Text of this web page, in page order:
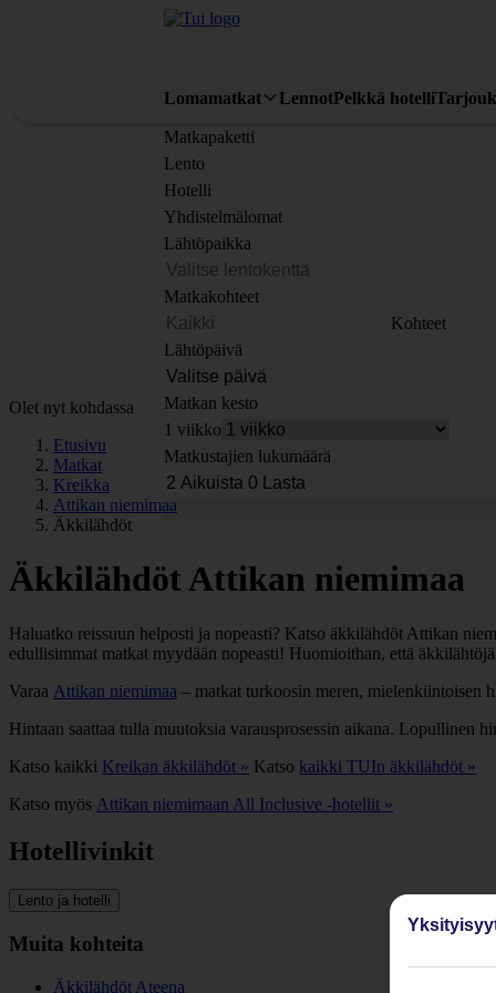
Lomamatkat LennotPelkkä hotelli
Matkapaketti
Lento
Hotelli
Yhdistelmälomat
Lähtöpaikka
Matkakohteet
Kohteet
Lähtöpäivä
Matkan kesto
1 viikko
Matkustajien lukumäärä
Olet nyt kohdassa
Etusivu
Matkat
Kreikka
Attikan niemimaa
Äkkilähdöt
Äkkilähdöt Attikan niemimaa
Haluatko reissuun helposti ja nopeasti? Katso äkkilähdöt Attikan
edullisimmat matkat myydään nopeasti! Huomioithan, että
Varaa Attikan niemimaa – matkat turkoosin meren, mielenkiintoisen
Hintaan saattaa tulla muutoksia varausprosessin aikana. Lopullinen
Katso kaikki Kreikan äkkilähdöt » Katso kaikki TUIn äkkilähdöt »
Katso myös Attikan niemimaan All Inclusive -hotellit »
Hotellivinkit
Lento ja hotelli
Muita kohteita
Äkkilähdöt Ateena